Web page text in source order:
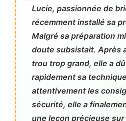
Lucie, passionnée de
récemment installé sa
Malgré sa préparation
doute subsistait. Après
trou trop grand, elle a
rapidement sa
attentivement les
sécurité, elle a
une leçon précieuse sur